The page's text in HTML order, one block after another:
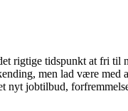
rigtige tidspunkt at fri til
men lad være
jobtilbud,